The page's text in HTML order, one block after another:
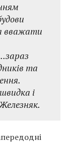
вважати
та
і